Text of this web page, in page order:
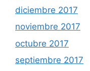
diciembre 2017
noviembre 2017
octubre 2017
septiembre 2017